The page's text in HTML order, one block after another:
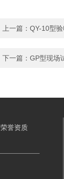
上一篇： QY-10型
下一篇： GP型现场
荣誉资质